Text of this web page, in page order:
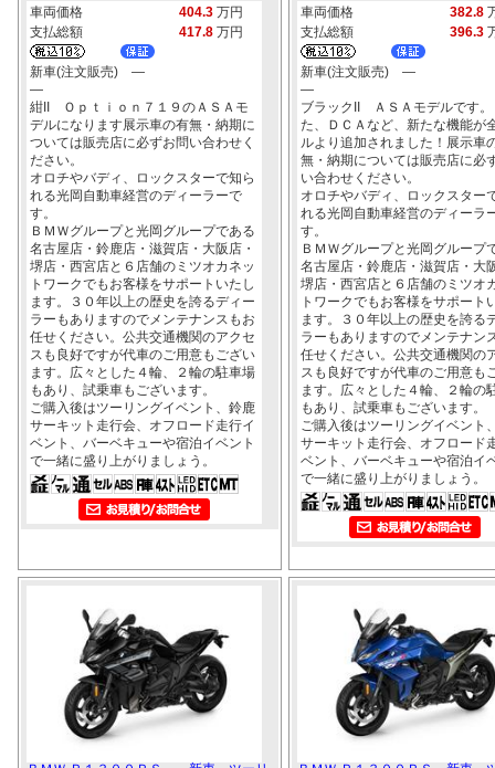
車両価格 404.3 万円
支払総額
417.8 万円
新車(注文販売) ―
―
紺II Ｏｐｔｉｏｎ７１９のＡＳＡモ
デルになります展示車の有無・納期に
ついては販売店に必ずお問い合わせく
ださい。
オロチやバディ、ロックスターで知ら
れる光岡自動車経営のディーラーで
す。
ＢＭＷグループと光岡グループである
名古屋店・鈴鹿店・滋賀店・大阪店・
堺店・西宮店と６店舗のミツオカネッ
トワークでもお客様をサポートいたし
ます。３０年以上の歴史を誇るディー
ラーもありますのでメンテナンスもお
任せください。公共交通機関のアクセ
スも良好ですが代車のご用意もござい
ます。広々とした４輪、２輪の駐車場
もあり、試乗車もございます。
ご購入後はツーリングイベント、鈴鹿
サーキット走行会、オフロード走行イ
ベント、バーベキューや宿泊イベント
で一緒に盛り上がりましょう。
車両価格 382.8
支払総額
396.3
新車(注文販売) ―
―
ブラックII ＡＳＡモデルです。
た、ＤＣＡなど、新たな機能が
ルより追加されました！展示車
無・納期については販売店に必
い合わせください。
オロチやバディ、ロックスター
れる光岡自動車経営のディーラ
す。
ＢＭＷグループと光岡グループ
名古屋店・鈴鹿店・滋賀店・大
堺店・西宮店と６店舗のミツオ
トワークでもお客様をサポート
ます。３０年以上の歴史を誇る
ラーもありますのでメンテナン
任せください。公共交通機関の
スも良好ですが代車のご用意も
ます。広々とした４輪、２輪の
もあり、試乗車もございます。
ご購入後はツーリングイベント
サーキット走行会、オフロード
ベント、バーベキューや宿泊イ
で一緒に盛り上がりましょう。